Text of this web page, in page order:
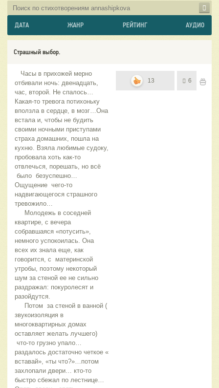
ДАТА ЖАНР РЕЙТИНГ АУДИО
Страшный выбор.
Часы в прихожей мерно
отбивали ночь: двенадцать,
час, второй. Не спалось…
Какая-то тревога потихоньку
вползла в сердце, в мозг…Она
встала и, чтобы не будить
своими ночными приступами
страха домашних, пошла на
кухню. Взяла любимые судоку,
пробовала хоть как-то
отвлечься, порешать, но всё
было безуспешно…
Ощущение чего-то
надвигающегося страшного
тревожило…
Молодежь в соседней
квартире, с вечера
собравшаяся «потусить»,
немного успокоилась. Она
всех их знала еще, как
говорится, с материнской
утробы, поэтому некоторый
шум за стеной ее не сильно
раздражал: покуролесят и
разойдутся.
Потом за стеной в ванной (
звукоизоляция в
многоквартирных домах
оставляет желать лучшего)
что-то грузно упало…
раздалось достаточно четкое «
вставай», «ты что?»…потом
захлопали двери… кто-то
быстро сбежал по лестнице…
13 6